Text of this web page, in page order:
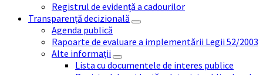
Registrul de evidență a cadourilor
Transparență decizională
Agenda publică
Rapoarte de evaluare a implementării Legii 52/2003
Alte informații
Lista cu documentele de interes publice